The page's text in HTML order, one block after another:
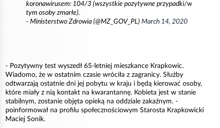
koronawirusem: 104/3 (wszystkie pozytywne przypadki/w
tym osoby zmarłe).
- Ministerstwo Zdrowia (@MZ_GOV_PL) March 14, 2020
- Pozytywny test wyszedł 65-letniej mieszkance Krapkowic.
Wiadomo, że w ostatnim czasie wróciła z zagranicy. Służby
odtwarzają ostatnie dni jej pobytu w kraju i będą kierować osoby,
które miały z nią kontakt na kwarantannę. Kobieta jest w stanie
stabilnym, zostanie objęta opieką na oddziale zakaźnym. -
poinformował na profilu społecznościowym Starosta Krapkowicki
Maciej Sonik.